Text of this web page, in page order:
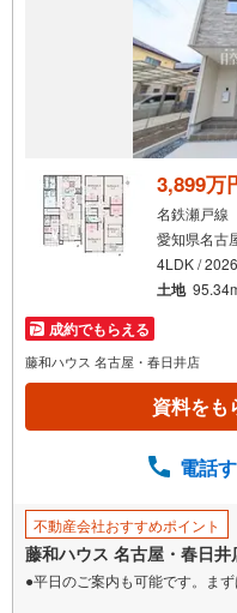
3,899万
名鉄瀬戸線
愛知県名古
4LDK /
土地
成約でもらえる
藤和ハウス 名古屋・春日井店
資料をも
電話
不動産会社おすすめポイント
藤和ハウス 名古屋・春日井
●平日のご案内も可能です。ま